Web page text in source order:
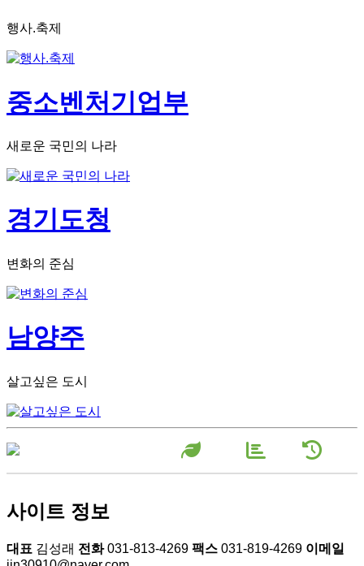
행사.축제
중소벤처기업부
새로운 국민의 나라
경기도청
변화의 준심
남양주
살고싶은 도시
혁
사이트 정보
대표 김성래 전화031-813-4269 팩스 031-819-4269 이메일